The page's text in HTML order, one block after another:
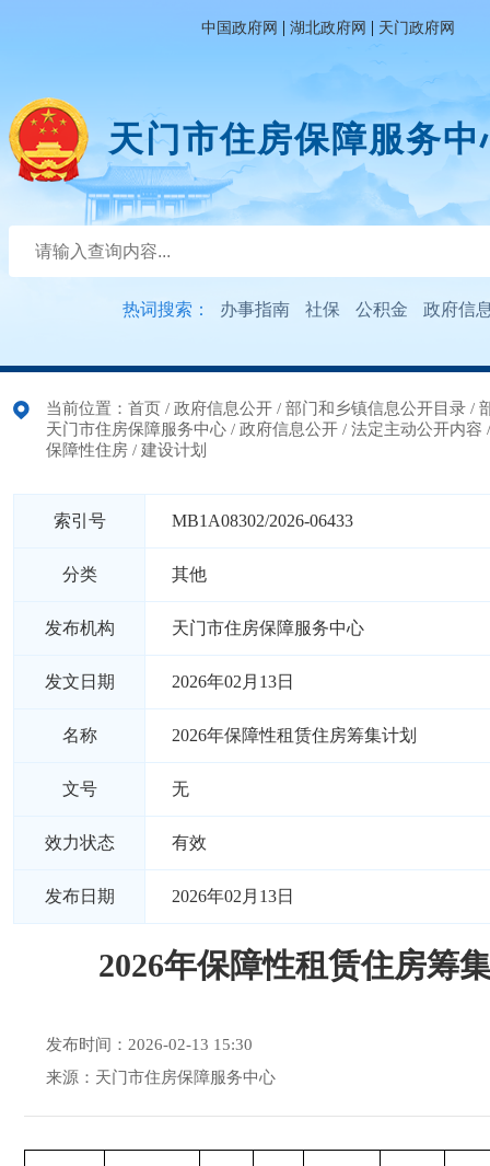
中国政府网 | 湖北政府网 | 天门政府网
天门市住房保障服务中
热词搜索： 办事指南 社保 公积金 政府信
当前位置： 首页 / 政府信息公开 / 部门和乡镇信息公开目录 /
天门市住房保障服务中心 / 政府信息公开 / 法定主动公开内容
保障性住房 / 建设计划
索引号 MB1A08302/2026-06433
分类 其他
发布机构 天门市住房保障服务中心
发文日期 2026年02月13日
名称 2026年保障性租赁住房筹集计划
文号 无
效力状态 有效
发布日期 2026年02月13日
2026年保障性租赁住房筹
发布时间：2026-02-13 15:30
来源：天门市住房保障服务中心